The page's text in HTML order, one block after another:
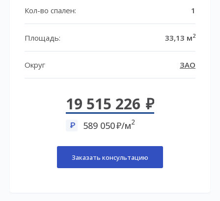
Кол-во спален: 1
Площадь: 33,13 м2
Округ ЗАО
19 515 226
589 050 /м2
Заказать консультацию